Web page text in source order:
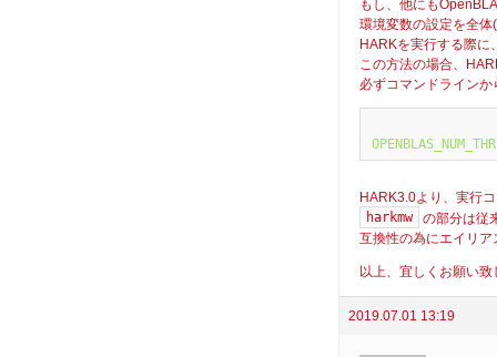
もし、他にも
環境変数の設定を全
HARKを実行する際に
この方法の場合、
必ずコマンドライン
HARK3.0より、実行
harkmw
の部分は従
互換性の為にエイリ
以上、宜しくお願い致
2019.07.01 13:19